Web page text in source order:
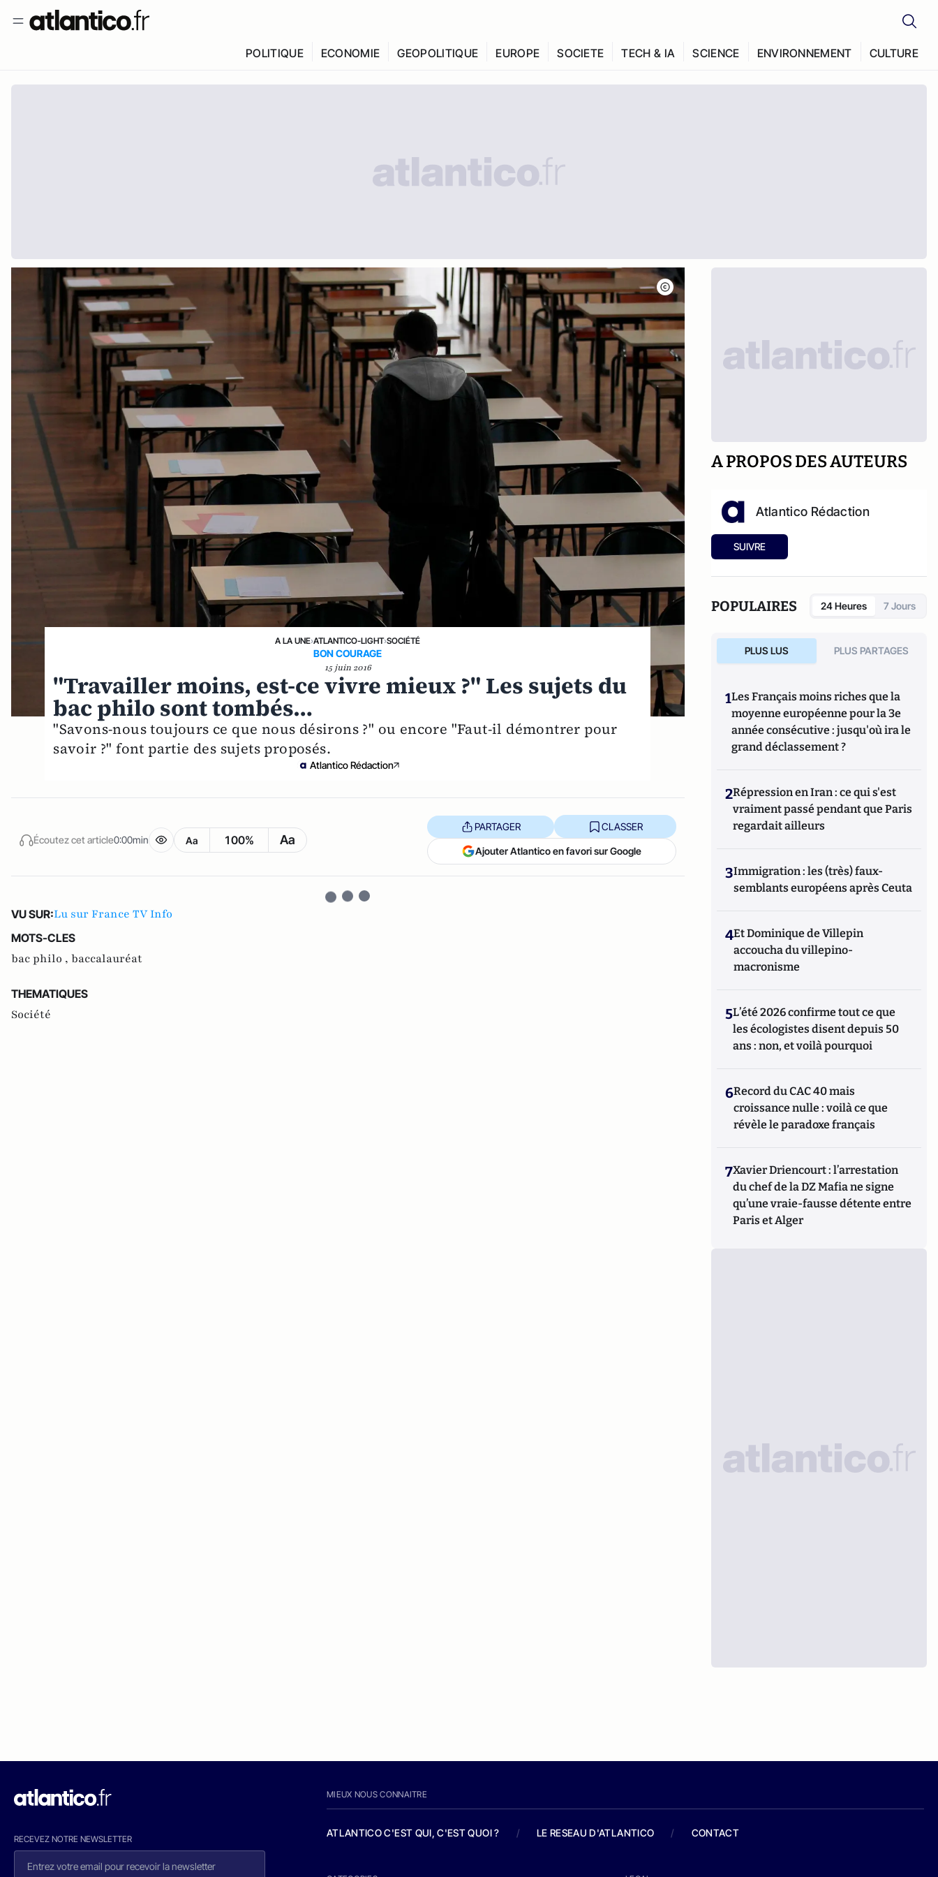
POLITIQUE ECONOMIE GEOPOLITIQUE EUROPE SOCIETE TECH & IA SCIENCE ENVIRONNEMENT CULTURE
A LA UNE›ATLANTICO-LIGHT›SOCIÉTÉ
BON COURAGE
15 juin 2016
"Travailler moins, est-ce vivre mieux ?" Les sujets du
bac philo sont tombés…
"Savons-nous toujours ce que nous désirons ?" ou encore "Faut-il démontrer pour
savoir ?" font partie des sujets proposés.
Atlantico Rédaction
Écoutez cet article0:00min Aa 100% Aa
PARTAGER CLASSER
Ajouter Atlantico en favori sur Google
VU SUR:Lu sur France TV Info
MOTS-CLES
bac philo , baccalauréat
THEMATIQUES
Société
A PROPOS DES AUTEURS
Atlantico Rédaction
SUIVRE
POPULAIRES 24 Heures 7 Jours
PLUS LUS PLUS PARTAGES
1Les Français moins riches que la
moyenne européenne pour la 3e
année consécutive : jusqu'où ira le
grand déclassement ?
2Répression en Iran : ce qui s'est
vraiment passé pendant que Paris
regardait ailleurs
3Immigration : les (très) faux-
semblants européens après Ceuta
4Et Dominique de Villepin
accoucha du villepino-
macronisme
5L’été 2026 confirme tout ce que
les écologistes disent depuis 50
ans : non, et voilà pourquoi
6Record du CAC 40 mais
croissance nulle : voilà ce que
révèle le paradoxe français
7Xavier Driencourt : l’arrestation
du chef de la DZ Mafia ne signe
qu’une vraie-fausse détente entre
Paris et Alger
RECEVEZ NOTRE NEWSLETTER
MIEUX NOUS CONNAITRE
ATLANTICO C'EST QUI, C'EST QUOI ? / LE RESEAU D'ATLANTICO / CONTACT